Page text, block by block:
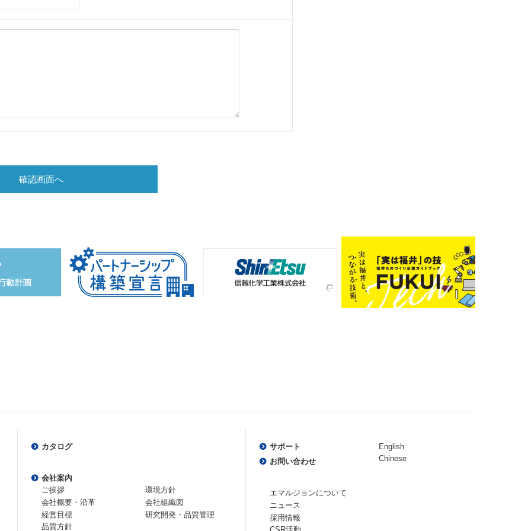
確認画面へ
カタログ
会社案内
ご挨拶
環境方針
会社概要・沿革
会社組織図
経営目標
研究開発・品質管理
品質方針
サポート
お問い合わせ
エマルジョンについて
ニュース
採用情報
English
Chinese